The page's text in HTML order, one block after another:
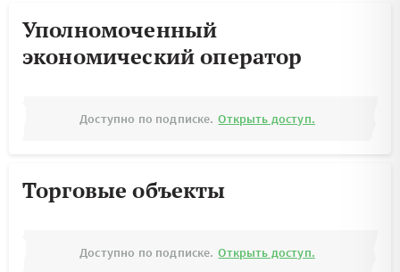
Уполномоченный
экономический оператор
Доступно по подписке. Открыть доступ.
Торговые объекты
Доступно по подписке. Открыть доступ.